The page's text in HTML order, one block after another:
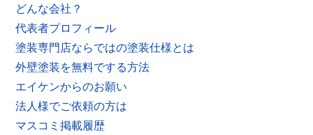
どんな会社？
代表者プロフィール
塗装専門店ならではの塗装仕様とは
外壁塗装を無料でする方法
エイケンからのお願い
法人様でご依頼の方は
マスコミ掲載履歴